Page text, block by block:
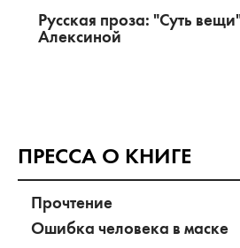
Русская проза: "Суть
Алексиной
ПРЕССА О КНИГЕ
Прочтение
Ошибка человека в маске